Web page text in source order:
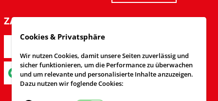
ZAHLARTEN
Cookies & Privatsphäre
Wir nutzen Cookies, damit unsere Seiten zuverlässig und
sicher funktionieren, um die Performance zu überwachen
und um relevante und personalisierte Inhalte anzuzeigen.
Dazu nutzen wir foglende Cookies: